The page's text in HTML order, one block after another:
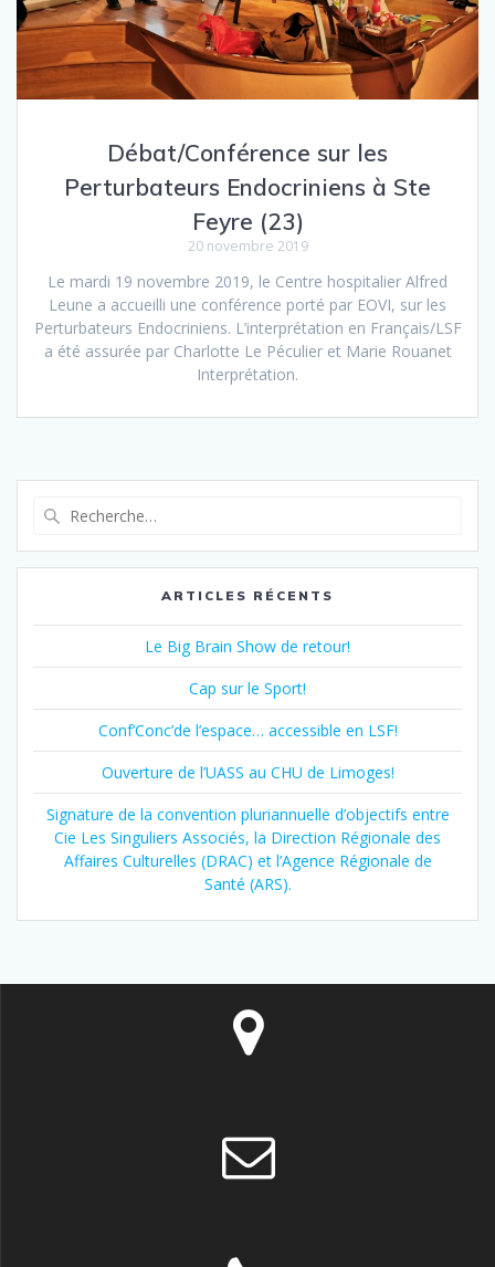
Débat/Conférence sur les
Perturbateurs Endocriniens à Ste
Feyre (23)
20 novembre 2019
Le mardi 19 novembre 2019, le Centre hospitalier Alfred
Leune a accueilli une conférence porté par EOVI, sur les
Perturbateurs Endocriniens. L’interprétation en Français/LSF
a été assurée par Charlotte Le Péculier et Marie Rouanet
Interprétation.
:
ARTICLES RÉCENTS
Le Big Brain Show de retour!
Cap sur le Sport!
Conf’Conc’de l’espace… accessible en LSF!
Ouverture de l’UASS au CHU de Limoges!
Signature de la convention pluriannuelle d’objectifs entre
Cie Les Singuliers Associés, la Direction Régionale des
Affaires Culturelles (DRAC) et l’Agence Régionale de
Santé (ARS).